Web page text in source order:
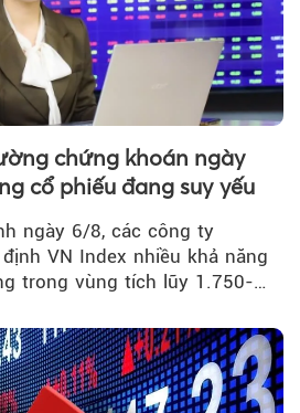
Theo
chứng khoán ngày
cổ phiếu đang suy yếu
ngày 6/8, các công ty
VN Index nhiều khả năng
trong vùng tích lũy 1.750-